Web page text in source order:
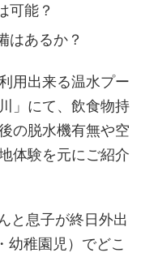
可能？
はあるか？
用出来る温水プー
」にて、飲食物持
の脱水機有無や空
体験を元にご紹介
と息子が終日外出
稚園児）でどこ